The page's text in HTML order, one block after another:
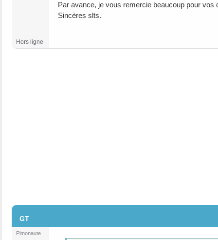
Par avance, je vous remercie beaucoup pour vos
Sincères slts.
Hors ligne
GT
Pimonaute